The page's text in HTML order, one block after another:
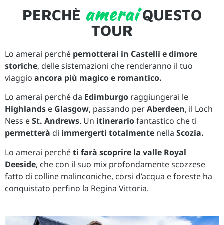
PERCHÈ ameraiQUESTO
TOUR
Lo amerai perché pernotterai in Castelli e dimore
storiche, delle sistemazioni che renderanno il tuo
viaggio ancora più magico e romantico.
Lo amerai perché da Edimburgo raggiungerai le
Highlands e Glasgow, passando perAberdeen, il Loch
Ness eSt. Andrews. Un itinerariofantastico che ti
permetterà di immergerti totalmente nella Scozia.
Lo amerai perchéti farà scoprire la valle Royal
Deeside, che con il suo mix profondamente scozzese
fatto di colline malinconiche, corsi d’acqua e foreste ha
conquistato perfino la Regina Vittoria.